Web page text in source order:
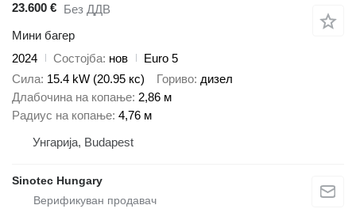
23.600 € Без ДДВ
Мини багер
2024
Состојба нов
Euro 5
Сила 15.4 kW (20.95 кс) Гориво дизел
Длабочина на копање 2,86 м
Радиус на копање 4,76 м
Унгарија, Budapest
Sinotec Hungary